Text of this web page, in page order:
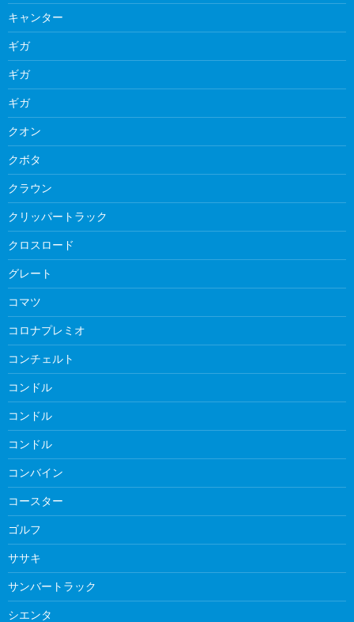
キャンター
ギガ
ギガ
ギガ
クオン
クボタ
クラウン
クリッパートラック
クロスロード
グレート
コマツ
コロナプレミオ
コンチェルト
コンドル
コンドル
コンドル
コンバイン
コースター
ゴルフ
ササキ
サンバートラック
シエンタ